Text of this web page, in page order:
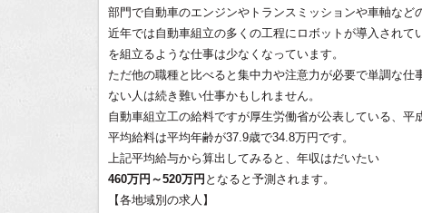
部門で自動車のエンジンやトランスミッションや車軸など
近年では自動車組立の多くの工程にロボットが導入され
を組立るような仕事は少なくなっています。
ただ他の職種と比べると集中力や注意力が必要で単調な
ない人は続き難い仕事かもしれません。
自動車組立工の給料ですが厚生労働省が公表している、
平均給料は平均年齢が37.9歳で34.8万円です。
上記平均給与から算出してみると、年収はだいたい
460万円～520万円 となると予測されます。
【各地域別の求人】